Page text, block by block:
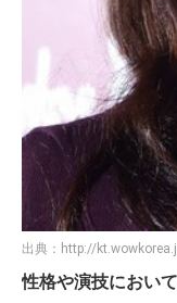
出典： http://
性格や演技におい